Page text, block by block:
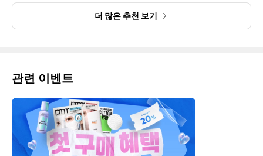
더 많은 추천 보기
관련 이벤트